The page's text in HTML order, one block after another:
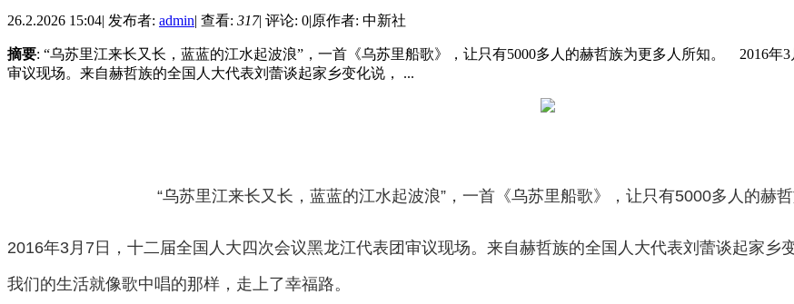
26.2.2026 15:04| 发布者: admin| 查看: 317| 评论: 0|原作者: 中新社
摘要: “乌苏里江来长又长，蓝蓝的江水起波浪”，一首《乌苏里船歌》，让只有5000多人的赫哲族为更多人所知。 2016年
审议现场。来自赫哲族的全国人大代表刘蕾谈起家乡变化说， ...
“乌苏里江来长又长，蓝蓝的江水起波浪”，一首《乌苏里船歌》，让只有5000多人的赫哲
2016年3月7日，十二届全国人大四次会议黑龙江代表团审议现场。来自赫哲族的全国人大代表刘蕾谈起家乡
我们的生活就像歌中唱的那样，走上了幸福路。